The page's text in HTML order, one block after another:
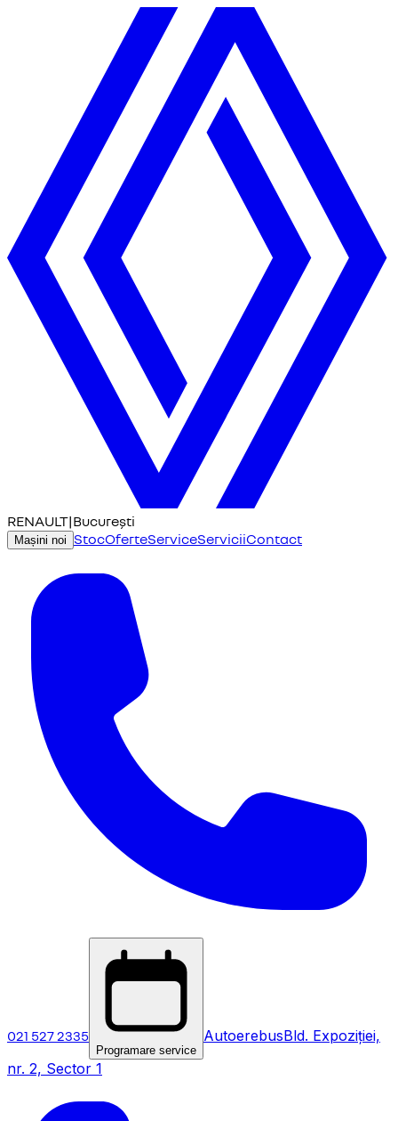
RENAULT|București
Mașini noi StocOferteServiceServiciiContact
021 527 2335
Programare service
AutoerebusBld. Expoziției,
nr. 2, Sector 1